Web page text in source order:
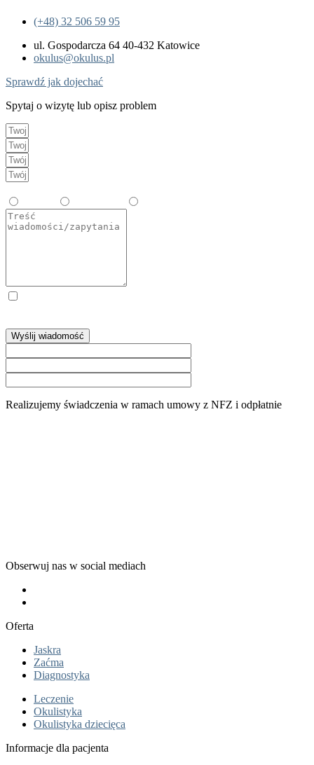
(+48) 32 506 59 95
ul. Gospodarcza 64 40-432 Katowice
okulus@okulus.pl
Sprawdź jak dojechać
Spytaj o wizytę lub opisz problem
Wyślij wiadomość
Realizujemy świadczenia w ramach umowy z NFZ i odpłatnie
Obserwuj nas w social mediach
Oferta
Jaskra
Zaćma
Diagnostyka
Leczenie
Okulistyka
Okulistyka dziecięca
Informacje dla pacjenta